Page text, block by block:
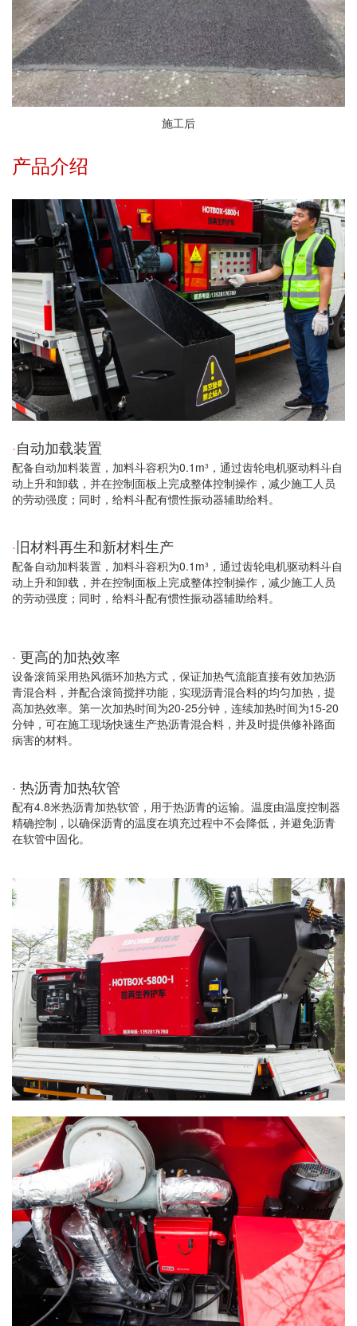
施工后
产品介绍
·自动加载装置
配备自动加料装置，加料斗容积为0.1m³，通过齿轮电机驱动料斗自
动上升和卸载，并在控制面板上完成整体控制操作，减少施工人员
的劳动强度；同时，给料斗配有惯性振动器辅助给料。
·旧材料再生和新材料生产
配备自动加料装置，加料斗容积为0.1m³，通过齿轮电机驱动料斗自
动上升和卸载，并在控制面板上完成整体控制操作，减少施工人员
的劳动强度；同时，给料斗配有惯性振动器辅助给料。
· 更高的加热效率
设备滚筒采用热风循环加热方式，保证加热气流能直接有效加热沥
青混合料，并配合滚筒搅拌功能，实现沥青混合料的均匀加热，提
高加热效率。第一次加热时间为20-25分钟，连续加热时间为15-20
分钟，可在施工现场快速生产热沥青混合料，并及时提供修补路面
病害的材料。
· 热沥青加热软管
配有4.8米热沥青加热软管，用于热沥青的运输。温度由温度控制器
精确控制，以确保沥青的温度在填充过程中不会降低，并避免沥青
在软管中固化。